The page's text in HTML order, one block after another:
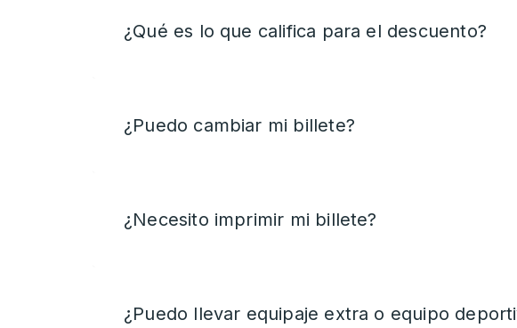
¿Qué es lo que califica para el descuento?
¿Puedo cambiar mi billete?
¿Necesito imprimir mi billete?
¿Puedo llevar equipaje extra o equipo